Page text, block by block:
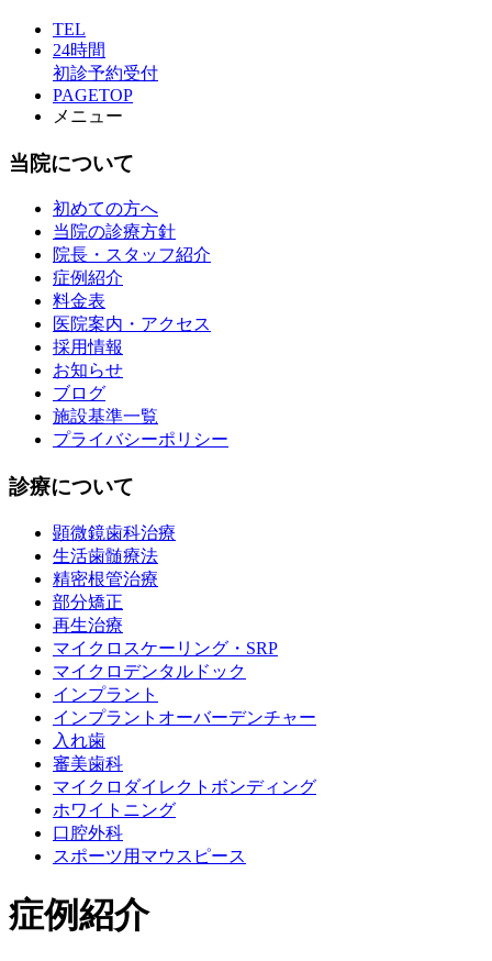
TEL
24時間
初診予約受付
PAGETOP
メニュー
当院について
初めての方へ
当院の診療方針
院長・スタッフ紹介
症例紹介
料金表
医院案内・アクセス
採用情報
お知らせ
ブログ
施設基準一覧
プライバシーポリシー
診療について
顕微鏡歯科治療
生活歯髄療法
精密根管治療
部分矯正
再生治療
マイクロスケーリング・SRP
マイクロデンタルドック
インプラント
インプラントオーバーデンチャー
入れ歯
審美歯科
マイクロダイレクトボンディング
ホワイトニング
口腔外科
スポーツ用マウスピース
症例紹介